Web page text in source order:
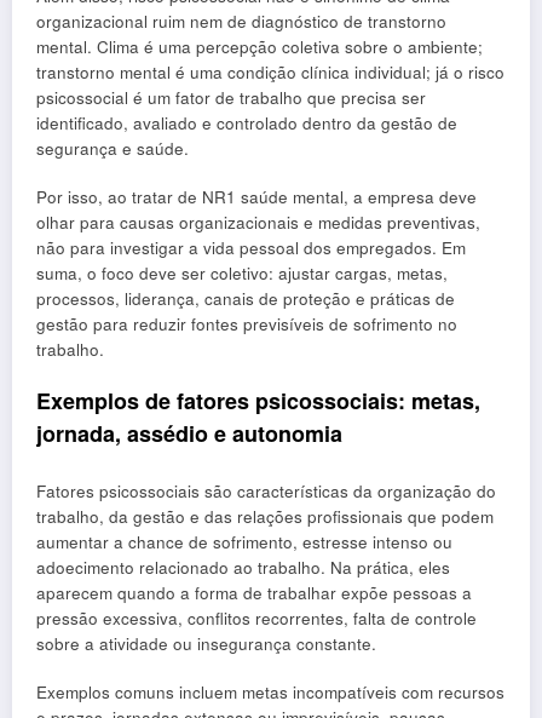
organizacional ruim nem de diagnóstico de transtorno
mental. Clima é uma percepção coletiva sobre o ambiente;
transtorno mental é uma condição clínica individual; já o risco
psicossocial é um fator de trabalho que precisa ser
identificado, avaliado e controlado dentro da gestão de
segurança e saúde.
Por isso, ao tratar de NR1 saúde mental, a empresa deve
olhar para causas organizacionais e medidas preventivas,
não para investigar a vida pessoal dos empregados. Em
suma, o foco deve ser coletivo: ajustar cargas, metas,
processos, liderança, canais de proteção e práticas de
gestão para reduzir fontes previsíveis de sofrimento no
trabalho.
Exemplos de fatores psicossociais: metas,
jornada, assédio e autonomia
Fatores psicossociais são características da organização do
trabalho, da gestão e das relações profissionais que podem
aumentar a chance de sofrimento, estresse intenso ou
adoecimento relacionado ao trabalho. Na prática, eles
aparecem quando a forma de trabalhar expõe pessoas a
pressão excessiva, conflitos recorrentes, falta de controle
sobre a atividade ou insegurança constante.
Exemplos comuns incluem metas incompatíveis com recursos